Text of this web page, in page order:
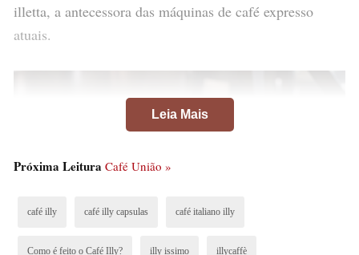
illetta, a antecessora das máquinas de café expresso
atuais.
Leia Mais
Próxima Leitura Café União »
café illy café illy capsulas café italiano illy
Como é feito o Café Illy? illy issimo illycaffè